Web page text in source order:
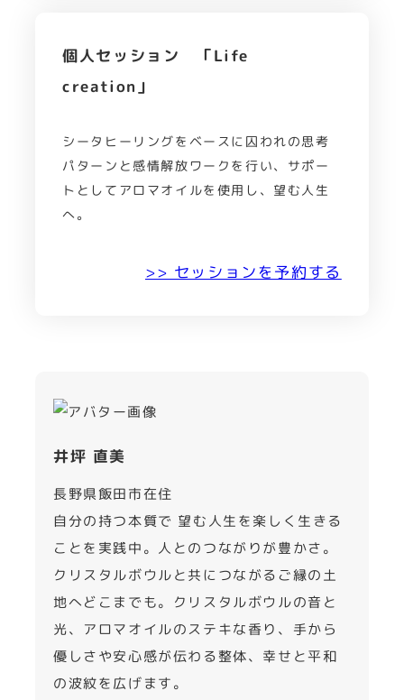
個人セッション 「Life
creation」
シータヒーリングをベースに囚われの思考
パターンと感情解放ワークを行い、サポー
トとしてアロマオイルを使用し、望む人生
へ。
>> セッションを予約する
井坪 直美
長野県飯田市在住
自分の持つ本質で 望む人生を楽しく生きる
ことを実践中。人とのつながりが豊かさ。
クリスタルボウルと共につながるご縁の土
地へどこまでも。クリスタルボウルの音と
光、アロマオイルのステキな香り、手から
優しさや安心感が伝わる整体、幸せと平和
の波紋を広げます。